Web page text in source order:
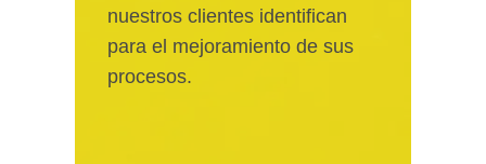
nuestros clientes identifican
para el mejoramiento de sus
procesos.